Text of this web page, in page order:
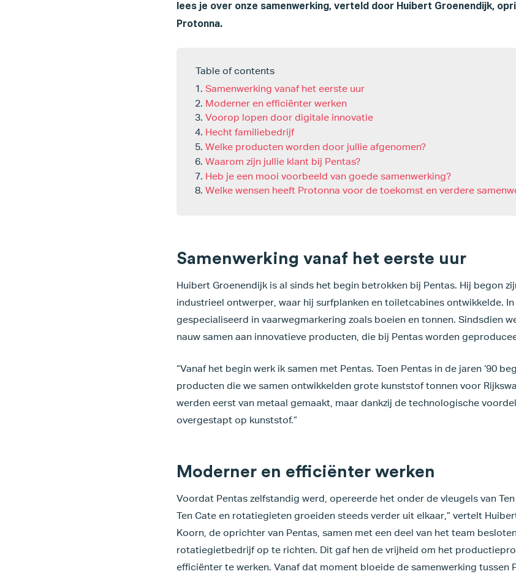
lees je over onze samenwerking, verteld door Huibert Groenendijk,
Protonna.
Table of contents
Samenwerking vanaf het eerste uur
Moderner en efficiënter werken
Voorop lopen door digitale innovatie
Hecht familiebedrijf
Welke producten worden door jullie afgenomen?
Waarom zijn jullie klant bij Pentas?
Heb je een mooi voorbeeld van goede samenwerking?
Welke wensen heeft Protonna voor de toekomst en verdere
Samenwerking vanaf het eerste uur
Huibert Groenendijk is al sinds het begin betrokken bij Pentas. Hij begon
industrieel ontwerper, waar hij surfplanken en toiletcabines ontwikkelde.
gespecialiseerd in vaarwegmarkering zoals boeien en tonnen. Sindsdien
nauw samen aan innovatieve producten, die bij Pentas worden
“Vanaf het begin werk ik samen met Pentas. Toen Pentas in de jaren ‘90
producten die we samen ontwikkelden grote kunststof tonnen voor
werden eerst van metaal gemaakt, maar dankzij de technologische
overgestapt op kunststof.”
Moderner en efficiënter werken
Voordat Pentas zelfstandig werd, opereerde het onder de vleugels van
Ten Cate en rotatiegieten groeiden steeds verder uit elkaar,” vertelt
Koorn, de oprichter van Pentas, samen met een deel van het team
rotatiegietbedrijf op te richten. Dit gaf hen de vrijheid om het
efficiënter te werken. Vanaf dat moment bloeide de samenwerking tussen